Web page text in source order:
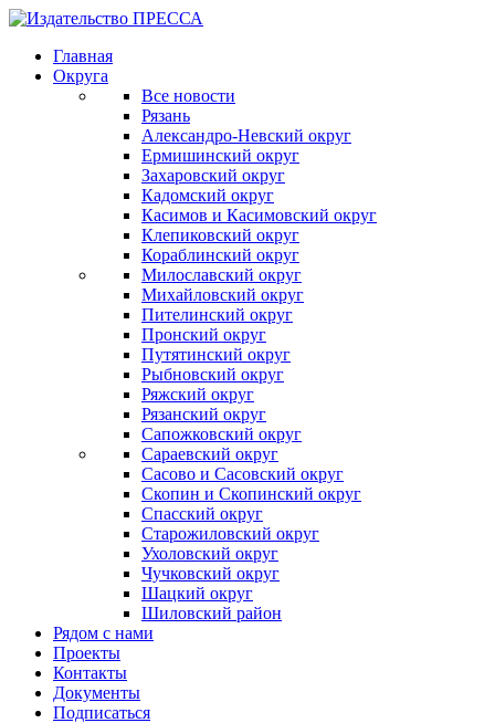
Главная
Округа
Все новости
Рязань
Александро-Невский округ
Ермишинский округ
Захаровский округ
Кадомский округ
Касимов и Касимовский округ
Клепиковский округ
Кораблинский округ
Милославский округ
Михайловский округ
Пителинский округ
Пронский округ
Путятинский округ
Рыбновский округ
Ряжский округ
Рязанский округ
Сапожковский округ
Сараевский округ
Сасово и Сасовский округ
Скопин и Скопинский округ
Спасский округ
Старожиловский округ
Ухоловский округ
Чучковский округ
Шацкий округ
Шиловский район
Рядом с нами
Проекты
Контакты
Документы
Подписаться